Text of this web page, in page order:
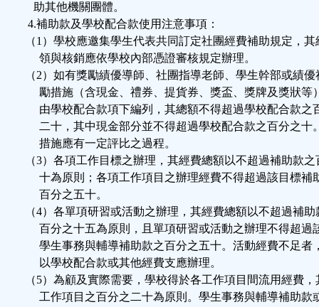
助其他機關團體。
4.補助款及學校配合款使用注意事項：
（1）學校應邀集學生代表共同訂定社團經費補助規定，其
領與核銷應依學校內部憑證審核規定辦理。
（2）如有獎勵績優導師、社團指導老師、學生幹部或績優
勵措施（含現金、禮券、提貨券、獎盃、獎牌及獎狀等
由學校配合款項下編列，其總額不得超過學校配合款之
二十，其中現金部分並不得超過學校配合款之百分之十
措施應有一定評比之過程。
（3）各項工作目標之辦理，其經費總額以不超過補助款之
十為原則；各項工作項目之辦理經費不得超過該目標補
百分之五十。
（4）各單項研習或活動之辦理，其經費總額以不超過補助
百分之十五為原則，且單項研習或活動之辦理不得超過
學生事務與輔導補助款之百分之五十。活動經費不足者
以學校配合款或其他經費支應辦理。
（5）為顧及實際需要，學校得於各工作項目間流用經費，
工作項目之百分之二十為原則。學生事務與輔導補助款